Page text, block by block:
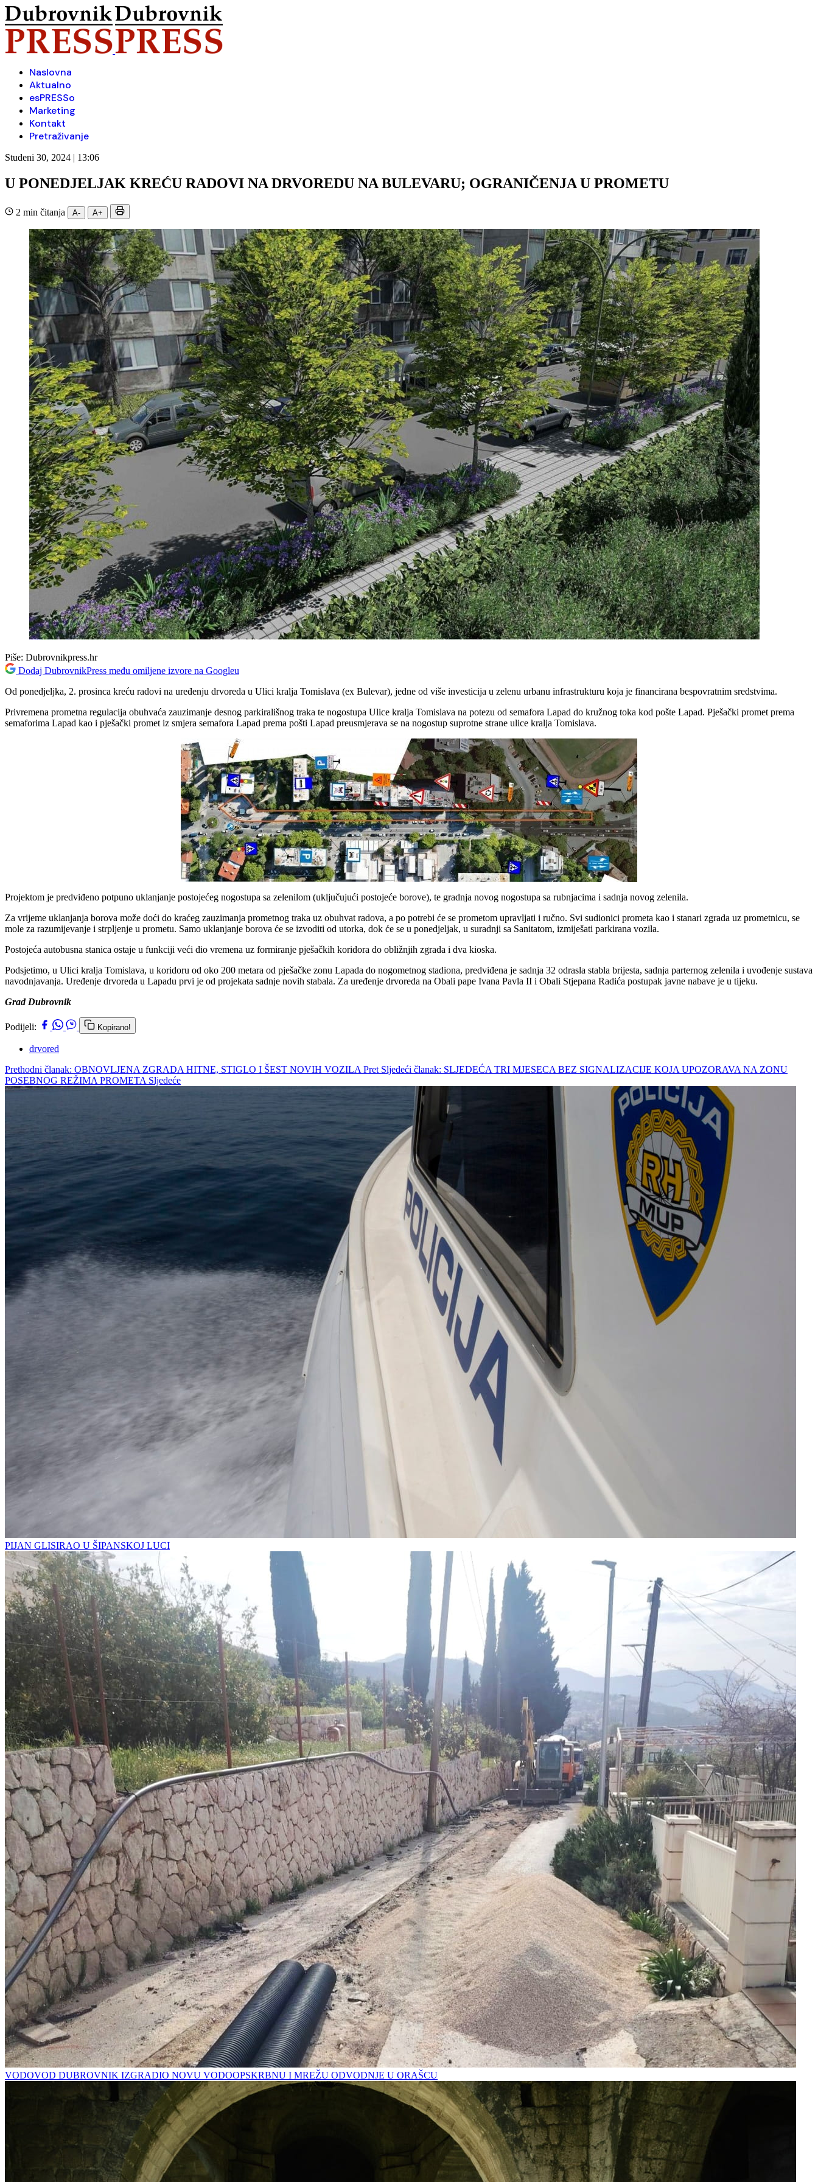
Naslovna
Aktualno
esPRESSo
Marketing
Kontakt
Pretraživanje
Studeni 30, 2024 | 13:06
U PONEDJELJAK KREĆU RADOVI NA DRVOREDU NA BULEVARU; OGRANIČENJA U PROMETU
2 min čitanja A- A+
Piše: Dubrovnikpress.hr
Dodaj DubrovnikPress među omiljene izvore na Googleu
Od ponedjeljka, 2. prosinca kreću radovi na uređenju drvoreda u Ulici kralja Tomislava (ex Bulevar), jedne od više investicija u zelenu urbanu infrastrukturu koja je financirana bespovratnim sredstvima.
Privremena prometna regulacija obuhvaća zauzimanje desnog parkirališnog traka te nogostupa Ulice kralja Tomislava na potezu od semafora Lapad do kružnog toka kod pošte Lapad. Pješački promet prema
semaforima Lapad kao i pješački promet iz smjera semafora Lapad prema pošti Lapad preusmjerava se na nogostup suprotne strane ulice kralja Tomislava.
Projektom je predviđeno potpuno uklanjanje postojećeg nogostupa sa zelenilom (uključujući postojeće borove), te gradnja novog nogostupa sa rubnjacima i sadnja novog zelenila.
Za vrijeme uklanjanja borova može doći do kraćeg zauzimanja prometnog traka uz obuhvat radova, a po potrebi će se prometom upravljati i ručno. Svi sudionici prometa kao i stanari zgrada uz prometnicu, se
mole za razumijevanje i strpljenje u prometu. Samo uklanjanje borova će se izvoditi od utorka, dok će se u ponedjeljak, u suradnji sa Sanitatom, izmiješati parkirana vozila.
Postojeća autobusna stanica ostaje u funkciji veći dio vremena uz formiranje pješačkih koridora do obližnjih zgrada i dva kioska.
Podsjetimo, u Ulici kralja Tomislava, u koridoru od oko 200 metara od pješačke zonu Lapada do nogometnog stadiona, predviđena je sadnja 32 odrasla stabla brijesta, sadnja parternog zelenila i uvođenje sustava
navodnjavanja. Uređenje drvoreda u Lapadu prvi je od projekata sadnje novih stabala. Za uređenje drvoreda na Obali pape Ivana Pavla II i Obali Stjepana Radića postupak javne nabave je u tijeku.
Grad Dubrovnik
Podijeli: Kopirano!
drvored
Prethodni članak: OBNOVLJENA ZGRADA HITNE, STIGLO I ŠEST NOVIH VOZILA Pret Sljedeći članak: SLJEDEĆA TRI MJESECA BEZ SIGNALIZACIJE KOJA UPOZORAVA NA ZONU
POSEBNOG REŽIMA PROMETA Sljedeće
PIJAN GLISIRAO U ŠIPANSKOJ LUCI
VODOVOD DUBROVNIK IZGRADIO NOVU VODOOPSKRBNU I MREŽU ODVODNJE U ORAŠCU